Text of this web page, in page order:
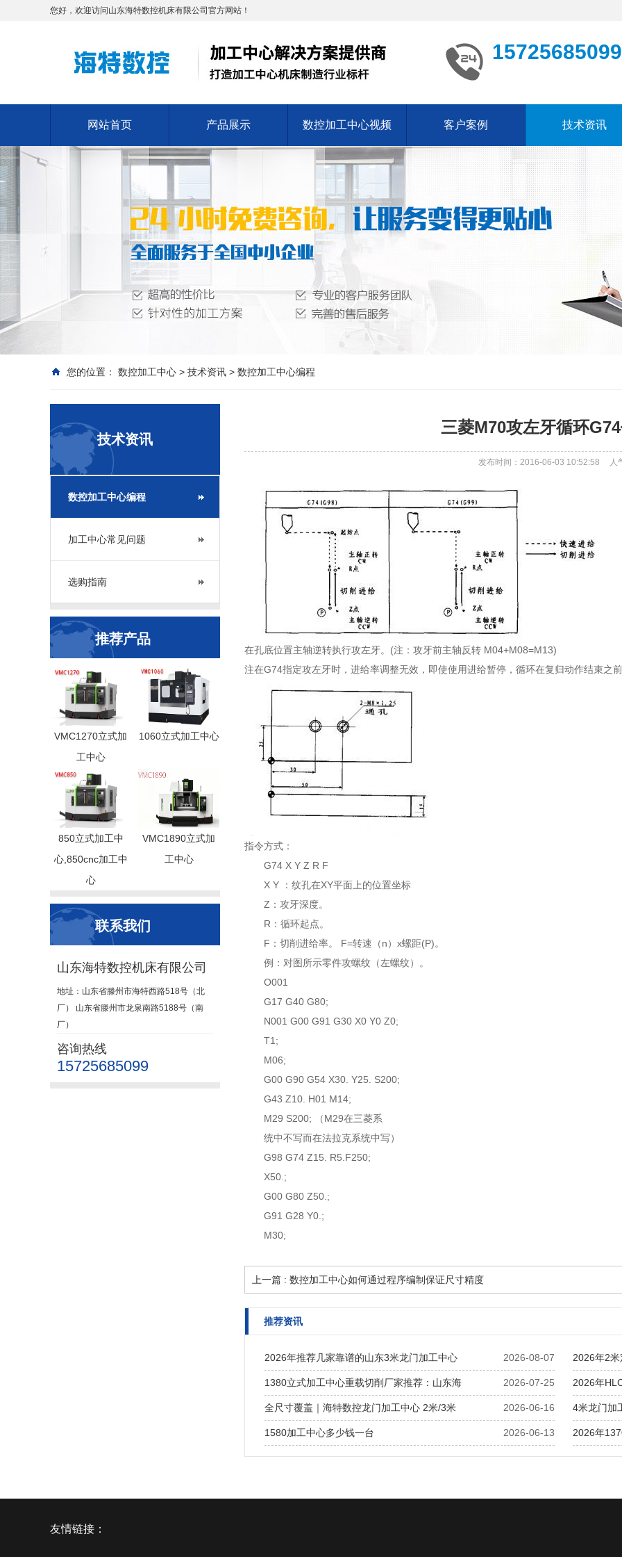
您好，欢迎访问山东海特数控机床有限公司官方网站！
15725685099
网站首页 产品展示 数控加工中心视频 客户案例 技术资讯
您的位置： 数控加工中心 > 技术资讯 > 数控加工中心编程
技术资讯
数控加工中心编程
加工中心常见问题
选购指南
推荐产品
VMC1270立式加
工中心
1060立式加工中心
850立式加工中
心,850cnc加工中
心
VMC1890立式加
工中心
联系我们
山东海特数控机床有限公司
地址：山东省滕州市海特西路518号（北
厂） 山东省滕州市龙泉南路5188号（南
厂）
咨询热线
15725685099
三菱M70攻左牙循环
发布时间：2016-06-03 10:52:58 人
在孔底位置主轴逆转执行攻左牙。(注：攻牙前主轴反转 M04+M08=M13)
注在G74指定攻左牙时，进给率调整无效，即使使用进给暂停，循环在复归动作结束之前
指令方式：
G74 X Y Z R F
X Y ：纹孔在XY平面上的位置坐标
Z：攻牙深度。
R：循环起点。
F：切削进给率。 F=转速（n）x螺距(P)。
例：对图所示零件攻螺纹（左螺纹）。
O001
G17 G40 G80;
N001 G00 G91 G30 X0 Y0 Z0;
T1;
M06;
G00 G90 G54 X30. Y25. S200;
G43 Z10. H01 M14;
M29 S200; （M29在三菱系
统中不写而在法拉克系统中写）
G98 G74 Z15. R5.F250;
X50.;
G00 G80 Z50.;
G91 G28 Y0.;
M30;
上一篇 : 数控加工中心如何通过程序编制保证尺寸精度
推荐资讯
2026-08-07
2026年推荐几家靠谱的山东3米龙门加工中心 2026年2
2026-07-25
1380立式加工中心重载切削厂家推荐：山东海 2026年
2026-06-16
全尺寸覆盖｜海特数控龙门加工中心 2米/3米 4米龙门加
2026-06-13
1580加工中心多少钱一台 2026年
友情链接：